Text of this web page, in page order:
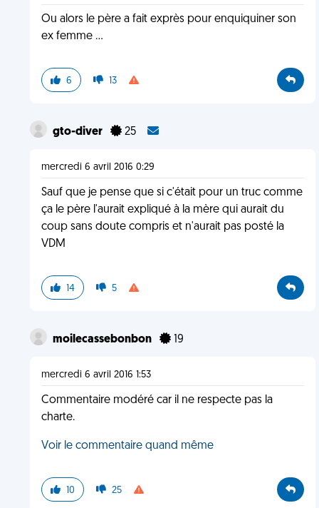
Ou alors le père a fait exprès pour enquiquiner son
ex femme ...
6 13
gto-diver 25
mercredi 6 avril 2016 0:29
Sauf que je pense que si c'était pour un truc comme
ça le père l'aurait expliqué à la mère qui aurait du
coup sans doute compris et n'aurait pas posté la
VDM
14 5
moilecassebonbon 19
mercredi 6 avril 2016 1:53
Commentaire modéré car il ne respecte pas la
charte.
Voir le commentaire quand même
10 25